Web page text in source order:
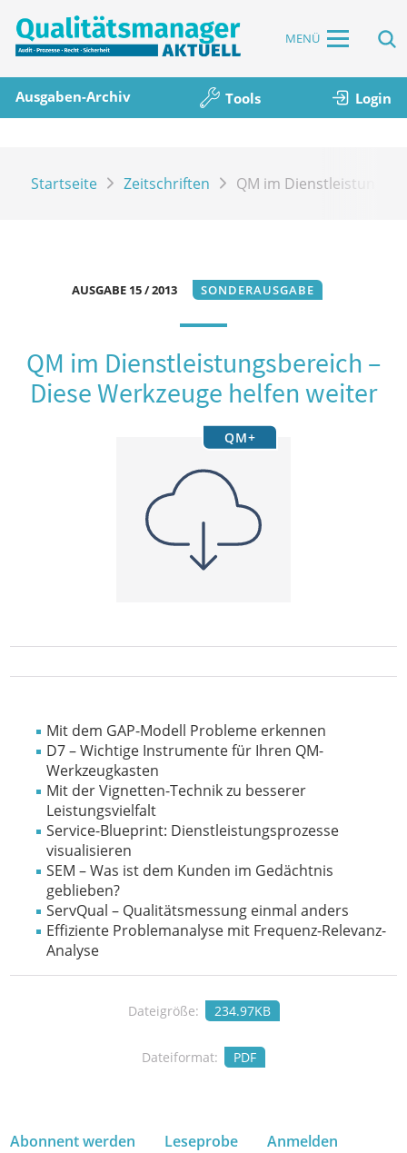
MENÜ
Ausgaben-Archiv Tools Login
Startseite Zeitschriften QM im
AUSGABE 15 / 2013 SONDERAUSGABE
QM im Dienstleistungsbereich –
Diese Werkzeuge helfen weiter
QM+
Mit dem GAP-Modell Probleme erkennen
D7 – Wichtige Instrumente für Ihren QM-
Werkzeugkasten
Mit der Vignetten-Technik zu besserer
Leistungsvielfalt
Service-Blueprint: Dienstleistungsprozesse
visualisieren
SEM – Was ist dem Kunden im Gedächtnis
geblieben?
ServQual – Qualitätsmessung einmal anders
Effiziente Problemanalyse mit Frequenz-Relevanz-
Analyse
Dateigröße: 234.97KB
Dateiformat: PDF
Abonnent werden Leseprobe Anmelden